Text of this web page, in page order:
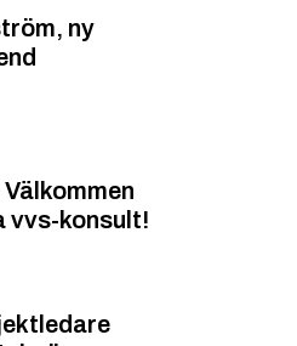
ny
vvs-konsult!